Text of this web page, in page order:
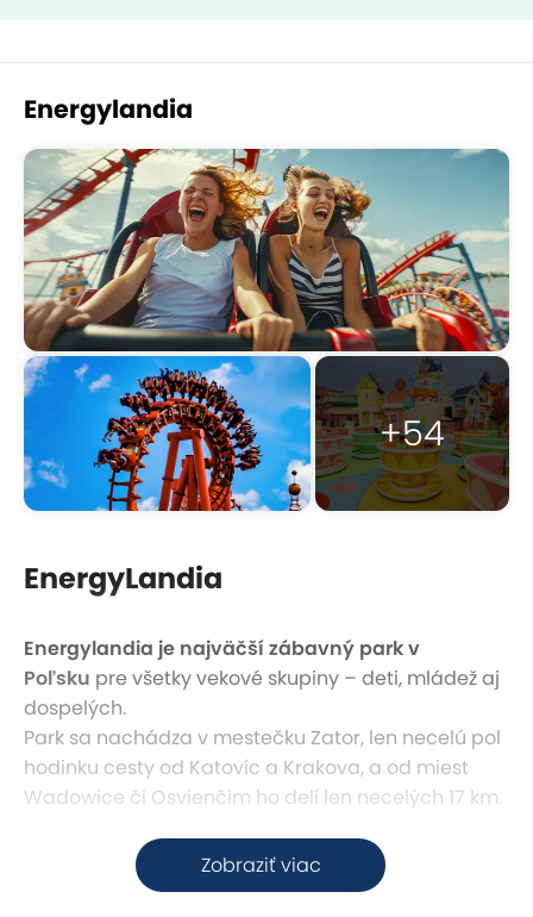
Energylandia
+54
Zobraziť viac
EnergyLandia
Energylandia je najväčší zábavný park v
Poľsku pre všetky vekové skupiny – deti, mládež aj
dospelých.
Park sa nachádza v mestečku Zator, len necelú pol
hodinku cesty od Katovíc a Krakova, a od miest
Wadowice či Osvienčim ho delí len necelých 17 km.
V parku nájdete
až 133 atrakcií
28 interaktívnych
9 divadelných scénvrátane moderného